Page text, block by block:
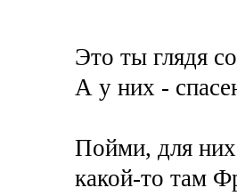
Это ты глядя
А у них -
Пойми, для них
какой-то там